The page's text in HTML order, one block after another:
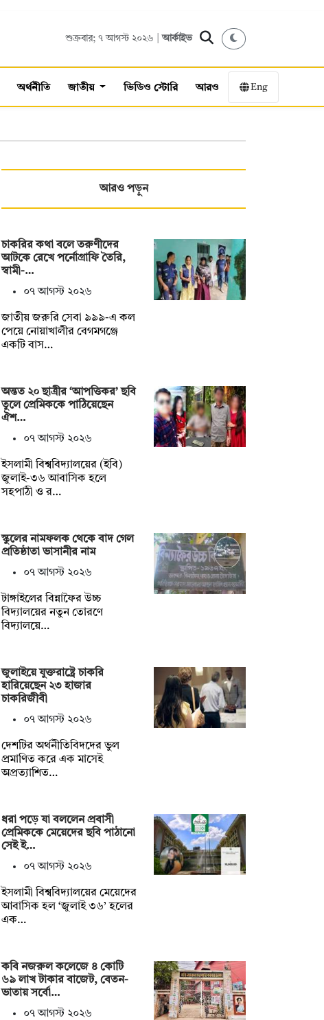
শুক্রবার; ৭ আগস্ট ২০২৬ |আর্কাইভ
অর্থনীতি জাতীয় ভিডিও স্টোরি আরও Eng
আরও পড়ুন
চাকরির কথা বলে তরুণীদের
আটকে রেখে পর্নোগ্রাফি তৈরি,
স্বামী-…
০৭ আগস্ট ২০২৬
জাতীয় জরুরি সেবা ৯৯৯-এ কল
পেয়ে নোয়াখালীর বেগমগঞ্জে
একটি বাস…
অন্তত ২০ ছাত্রীর ‘আপত্তিকর’ ছবি
তুলে প্রেমিককে পাঠিয়েছেন
ঐশ…
০৭ আগস্ট ২০২৬
ইসলামী বিশ্ববিদ্যালয়ের (ইবি)
জুলাই-৩৬ আবাসিক হলে
সহপাঠী ও র…
স্কুলের নামফলক থেকে বাদ গেল
প্রতিষ্ঠাতা ভাসানীর নাম
০৭ আগস্ট ২০২৬
টাঙ্গাইলের বিন্নাফৈর উচ্চ
বিদ্যালয়ের নতুন তোরণে
বিদ্যালয়ে…
জুলাইয়ে যুক্তরাষ্ট্রে চাকরি
হারিয়েছেন ২৩ হাজার
চাকরিজীবী
০৭ আগস্ট ২০২৬
দেশটির অর্থনীতিবিদদের ভুল
প্রমাণিত করে এক মাসেই
অপ্রত্যাশিত…
ধরা পড়ে যা বললেন প্রবাসী
প্রেমিককে মেয়েদের ছবি পাঠানো
সেই ই…
০৭ আগস্ট ২০২৬
ইসলামী বিশ্ববিদ্যালয়ের মেয়েদের
আবাসিক হল ‘জুলাই ৩৬’ হলের
এক…
কবি নজরুল কলেজে ৪ কোটি
৬৯ লাখ টাকার বাজেট, বেতন-
ভাতায় সর্বো…
০৭ আগস্ট ২০২৬